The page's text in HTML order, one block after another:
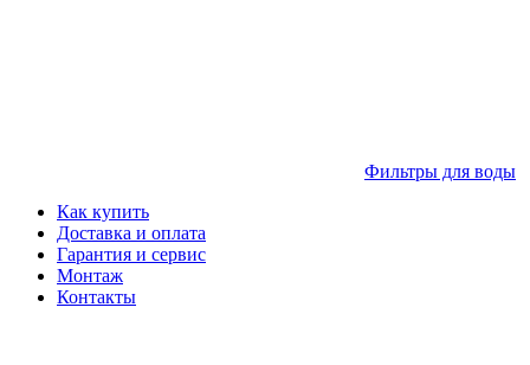
Фильтры для воды
Как купить
Доставка и оплата
Гарантия и сервис
Монтаж
Контакты